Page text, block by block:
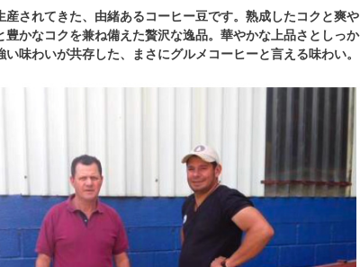
産されてきた、由緒あるコーヒー豆です。熟成したコクと爽や
豊かなコクを兼ね備えた贅沢な逸品。華やかな上品さとしっか
い味わいが共存した、まさにグルメコーヒーと言える味わい。